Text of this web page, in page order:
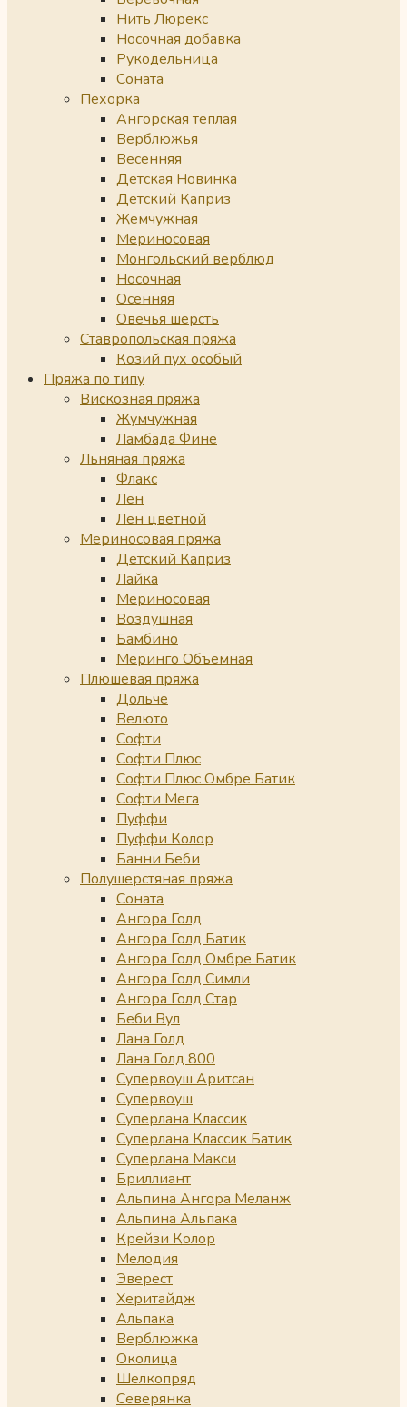
Нить Люрекс
Носочная добавка
Рукодельница
Соната
Пехорка
Ангорская теплая
Верблюжья
Весенняя
Детская Новинка
Детский Каприз
Жемчужная
Мериносовая
Монгольский верблюд
Носочная
Осенняя
Овечья шерсть
Ставропольская пряжа
Козий пух особый
Пряжа по типу
Вискозная пряжа
Жумчужная
Ламбада Фине
Льняная пряжа
Флакс
Лён
Лён цветной
Мериносовая пряжа
Детский Каприз
Лайка
Мериносовая
Воздушная
Бамбино
Меринго Объемная
Плюшевая пряжа
Дольче
Велюто
Софти
Софти Плюс
Софти Плюс Омбре Батик
Софти Мега
Пуффи
Пуффи Колор
Банни Беби
Полушерстяная пряжа
Соната
Ангора Голд
Ангора Голд Батик
Ангора Голд Омбре Батик
Ангора Голд Симли
Ангора Голд Стар
Беби Вул
Лана Голд
Лана Голд 800
Супервоуш Аритсан
Супервоуш
Суперлана Классик
Суперлана Классик Батик
Суперлана Макси
Бриллиант
Альпина Ангора Меланж
Альпина Альпака
Крейзи Колор
Мелодия
Эверест
Херитайдж
Альпака
Верблюжка
Околица
Шелкопряд
Северянка